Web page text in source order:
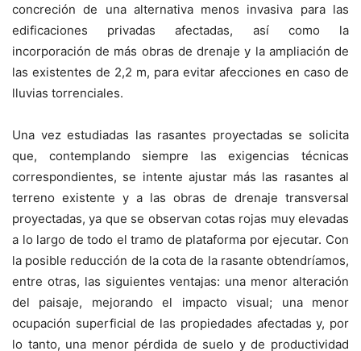
concreción de una alternativa menos invasiva para las
edificaciones privadas afectadas, así como la
incorporación de más obras de drenaje y la ampliación de
las existentes de 2,2 m, para evitar afecciones en caso de
lluvias torrenciales.
Una vez estudiadas las rasantes proyectadas se solicita
que, contemplando siempre las exigencias técnicas
correspondientes, se intente ajustar más las rasantes al
terreno existente y a las obras de drenaje transversal
proyectadas, ya que se observan cotas rojas muy elevadas
a lo largo de todo el tramo de plataforma por ejecutar. Con
la posible reducción de la cota de la rasante obtendríamos,
entre otras, las siguientes ventajas: una menor alteración
del paisaje, mejorando el impacto visual; una menor
ocupación superficial de las propiedades afectadas y, por
lo tanto, una menor pérdida de suelo y de productividad